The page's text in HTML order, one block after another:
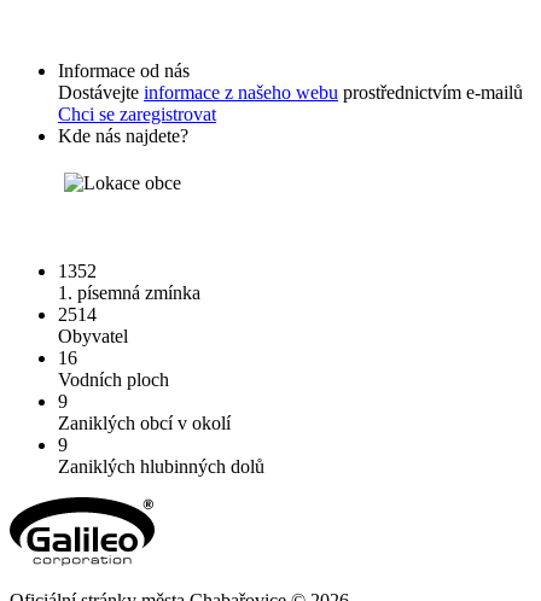
Informace od nás
Dostávejte informace z našeho webu prostřednictvím e-mailů
Chci se zaregistrovat
Kde nás najdete?
1352
1. písemná zmínka
2514
Obyvatel
16
Vodních ploch
9
Zaniklých obcí v okolí
9
Zaniklých hlubinných dolů